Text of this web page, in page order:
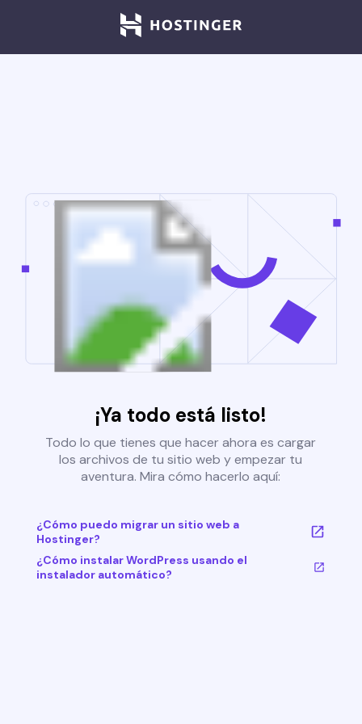
¡Ya todo está listo!
Todo lo que tienes que hacer ahora es cargar
los archivos de tu sitio web y empezar tu
aventura. Mira cómo hacerlo aquí:
¿Cómo puedo migrar un sitio web a
Hostinger?
¿Cómo instalar WordPress usando el
instalador automático?